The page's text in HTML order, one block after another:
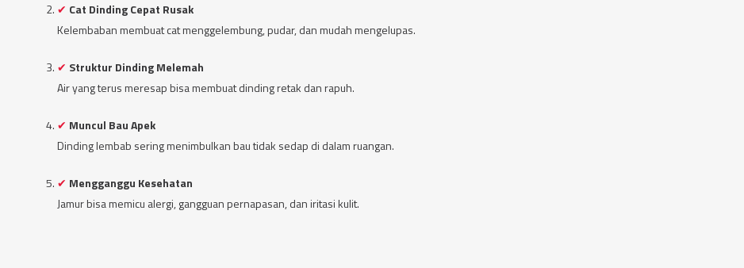
Cat Dinding Cepat Rusak
Kelembaban membuat cat menggelembung, pudar, dan mudah mengelupas.
Struktur Dinding Melemah
Air yang terus meresap bisa membuat dinding retak dan rapuh.
Muncul Bau Apek
Dinding lembab sering menimbulkan bau tidak sedap di dalam ruangan.
Mengganggu Kesehatan
Jamur bisa memicu alergi, gangguan pernapasan, dan iritasi kulit.